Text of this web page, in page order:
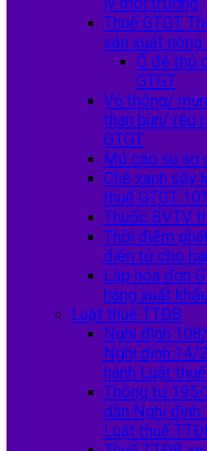
Thuế GTGT
sản xuất nông
Ổ đẻ thủ
GTGT
Vỏ thông/
than bùn/ rêu
GTGT
Mủ cao su sơ
Chè xanh sấy
thuế GTGT
Thuốc BVTV
Thời điểm
điện tử cho
Lập hóa đơn
hàng xuất khẩu
Luật thuế TTĐB
Nghị định
Nghị định 14/
hành Luật
Thông tư
dẫn Nghị
Luật thuế